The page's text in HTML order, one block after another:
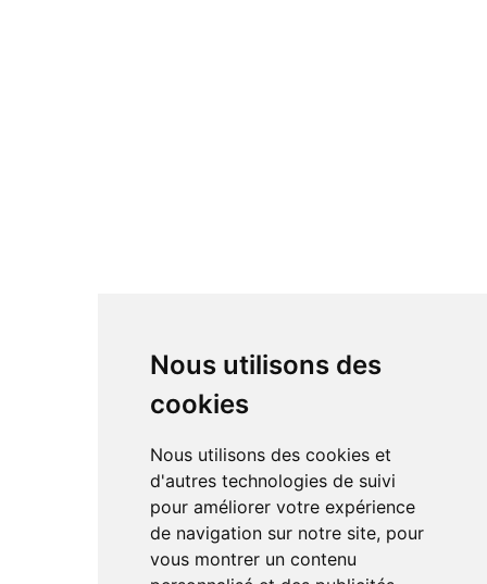
Nous utilisons des
cookies
Nous utilisons des cookies et
d'autres technologies de suivi
pour améliorer votre expérience
de navigation sur notre site, pour
vous montrer un contenu